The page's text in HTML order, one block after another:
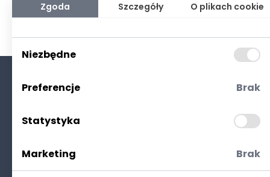
cechy organizmu, dieta oraz higiena jamy ustnej.
Polityka prywatności
Zgoda Szczegóły O plikach cookie
Niezbędne
Preferencje Brak
Statystyka
Marketing Brak